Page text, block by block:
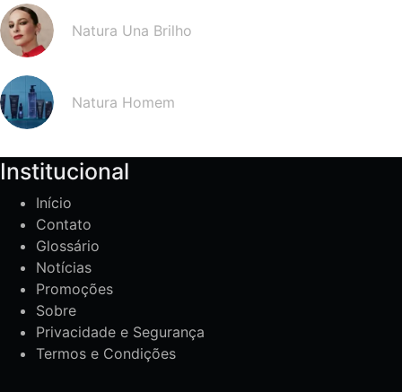
Natura Una Brilho
Natura Homem
Institucional
Início
Contato
Glossário
Notícias
Promoções
Sobre
Privacidade e Segurança
Termos e Condições